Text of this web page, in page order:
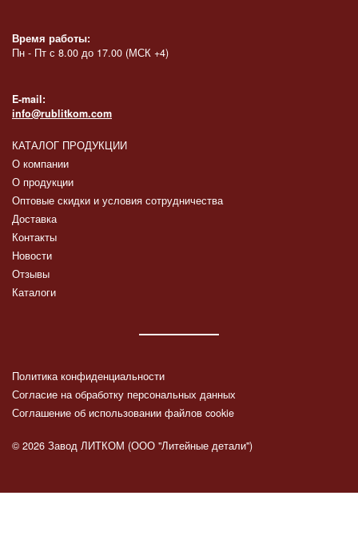
Время работы:
Пн - Пт с 8.00 до 17.00 (МСК +4)
E-mail:
info@rublitkom.com
КАТАЛОГ ПРОДУКЦИИ
О компании
О продукции
Оптовые скидки и условия сотрудничества
Доставка
Контакты
Новости
Отзывы
Каталоги
Политика конфиденциальности
Согласие на обработку персональных данных
Соглашение об использовании файлов cookie
© 2026 Завод ЛИТКОМ (ООО "Литейные детали")